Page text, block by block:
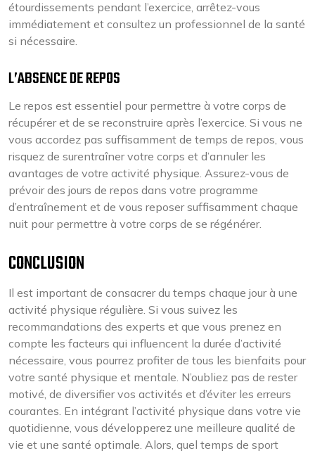
étourdissements pendant l’exercice, arrêtez-vous
immédiatement et consultez un professionnel de la santé
si nécessaire.
L’ABSENCE DE REPOS
Le repos est essentiel pour permettre à votre corps de
récupérer et de se reconstruire après l’exercice. Si vous ne
vous accordez pas suffisamment de temps de repos, vous
risquez de surentraîner votre corps et d’annuler les
avantages de votre activité physique. Assurez-vous de
prévoir des jours de repos dans votre programme
d’entraînement et de vous reposer suffisamment chaque
nuit pour permettre à votre corps de se régénérer.
CONCLUSION
Il est important de consacrer du temps chaque jour à une
activité physique régulière. Si vous suivez les
recommandations des experts et que vous prenez en
compte les facteurs qui influencent la durée d’activité
nécessaire, vous pourrez profiter de tous les bienfaits pour
votre santé physique et mentale. N’oubliez pas de rester
motivé, de diversifier vos activités et d’éviter les erreurs
courantes. En intégrant l’activité physique dans votre vie
quotidienne, vous développerez une meilleure qualité de
vie et une santé optimale. Alors, quel temps de sport